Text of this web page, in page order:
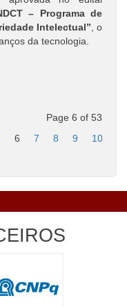
– Programa de
Intelectual” , o
da tecnologia.
Page 6 of 53
6 7 8 9 10